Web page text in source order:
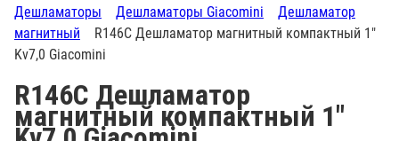
Дешламаторы
Дешламаторы Giacomini
Дешламатор
магнитный
R146C Дешламатор магнитный компактный 1"
Kv7,0 Giacomini
R146C Дешламатор
магнитный компактный 1"